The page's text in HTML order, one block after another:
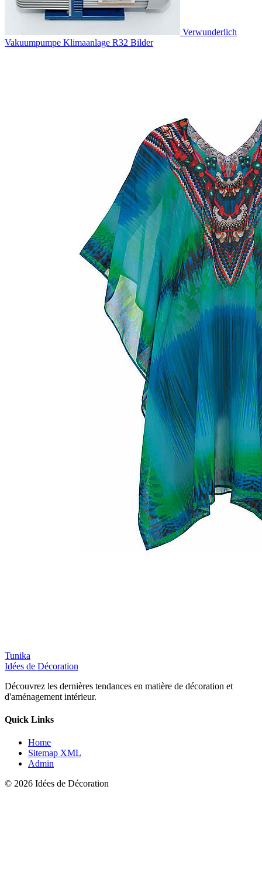
Verwunderlich
Vakuumpumpe Klimaanlage R32 Bilder
Tunika
Idées de Décoration
Découvrez les dernières tendances en matière de décoration et
d'aménagement intérieur.
Quick Links
Home
Sitemap XML
Admin
© 2026 Idées de Décoration